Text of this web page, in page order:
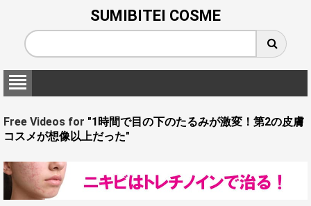
SUMIBITEI COSME
Free Videos for "1時間で目の下のたるみが激変！第2の皮膚
コスメが想像以上だった"